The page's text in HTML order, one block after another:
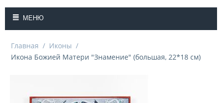
МЕНЮ
Главная / Иконы /
Икона Божией Матери "Знамение" (большая, 22*18 см)